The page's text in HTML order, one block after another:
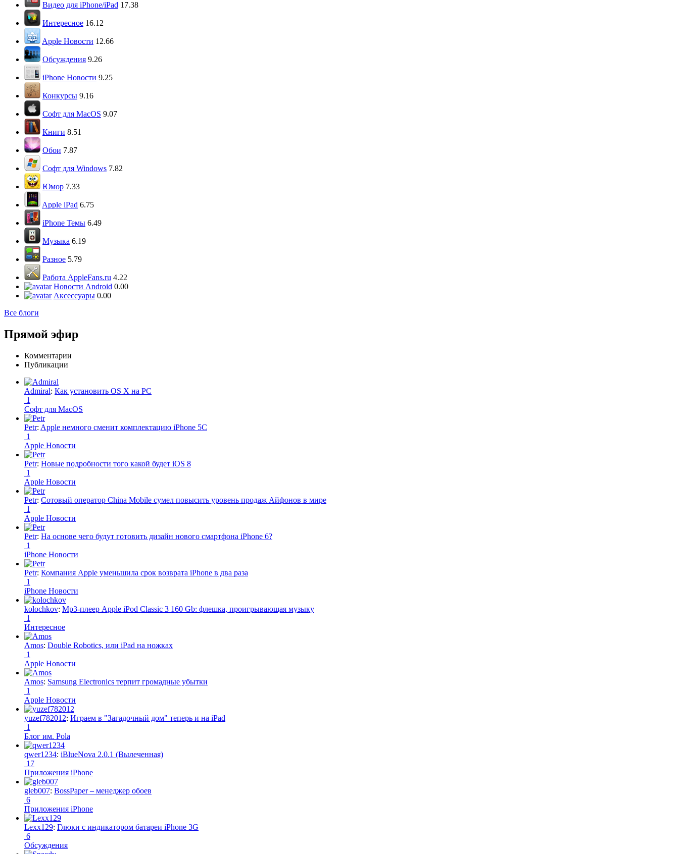
Видео для iPhone/iPad 17.38
Интересное 16.12
Apple Новости 12.66
Обсуждения 9.26
iPhone Новости 9.25
Конкурсы 9.16
Софт для MacOS 9.07
Книги 8.51
Обои 7.87
Софт для Windows 7.82
Юмор 7.33
Apple iPad 6.75
iPhone Темы 6.49
Музыка 6.19
Разное 5.79
Работа AppleFans.ru 4.22
Новости Android 0.00
Аксессуары 0.00
Все блоги
Прямой эфир
Комментарии
Публикации
Admiral: Как установить OS X на PC
1
Софт для MacOS
Petr: Apple немного сменит комплектацию iPhone 5C
1
Apple Новости
Petr: Новые подробности того какой будет iOS 8
1
Apple Новости
Petr: Сотовый оператор China Mobile сумел повысить уровень продаж Айфонов в мире
1
Apple Новости
Petr: На основе чего будут готовить дизайн нового смартфона iPhone 6?
1
iPhone Новости
Petr: Компания Apple уменьшила срок возврата iPhone в два раза
1
iPhone Новости
kolochkov: Mp3-плеер Apple iPod Classic 3 160 Gb: флешка, проигрывающая музыку
1
Интересное
Amos: Double Robotics, или iPad на ножках
1
Apple Новости
Amos: Samsung Electronics терпит громадные убытки
1
Apple Новости
yuzef782012: Играем в "Загадочный дом" теперь и на iPad
1
Блог им. Pola
qwer1234: iBlueNova 2.0.1 (Вылеченная)
17
Приложения iPhone
gleb007: BossPaper – менеджер обоев
6
Приложения iPhone
Lexx129: Глюки с индикатором батареи iPhone 3G
6
Обсуждения